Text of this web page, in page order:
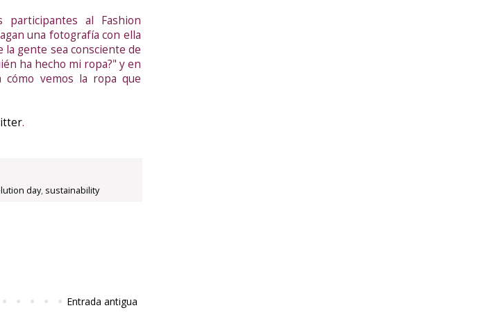
participantes al Fashion
una fotografía con ella
la gente sea consciente de
ha hecho mi ropa?" y en
cómo vemos la ropa que
.
day, sustainability
Entrada antigua